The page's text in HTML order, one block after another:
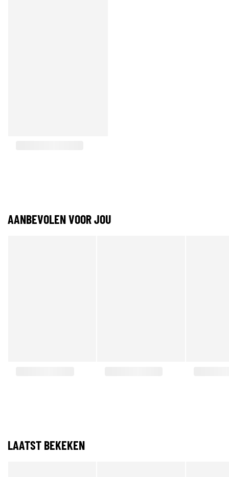
AANBEVOLEN VOOR JOU
LAATST BEKEKEN